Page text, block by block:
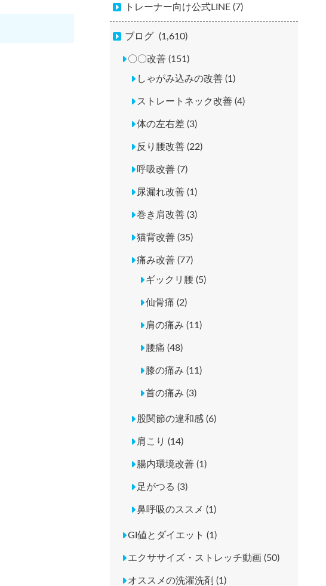
トレーナー向け公式LINE (7)
ブログ (1,610)
〇〇改善 (151)
しゃがみ込みの改善 (1)
ストレートネック改善 (4)
体の左右差 (3)
反り腰改善 (22)
呼吸改善 (7)
尿漏れ改善 (1)
巻き肩改善 (3)
猫背改善 (35)
痛み改善 (77)
ギックリ腰 (5)
仙骨痛 (2)
肩の痛み (11)
腰痛 (48)
膝の痛み (11)
首の痛み (3)
股関節の違和感 (6)
肩こり (14)
腸内環境改善 (1)
足がつる (3)
鼻呼吸のススメ (1)
GI値とダイエット (1)
エクササイズ・ストレッチ動画 (50)
オススメの洗濯洗剤 (1)